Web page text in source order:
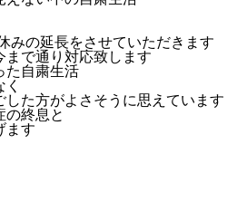
みの延長をさせていただきます
で通り対応致します
た自粛生活
た方がよさそうに思えています
の終息と
ます